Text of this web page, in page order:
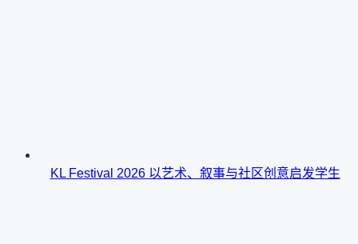
KL Festival 2026 以艺术、叙事与社区创意启发学生